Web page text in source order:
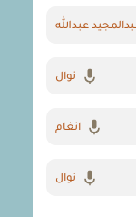
عبدالله
نوال
انغام
نوال